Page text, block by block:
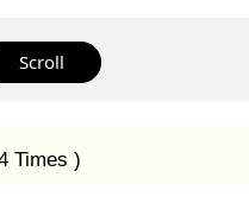
Scroll
Times )